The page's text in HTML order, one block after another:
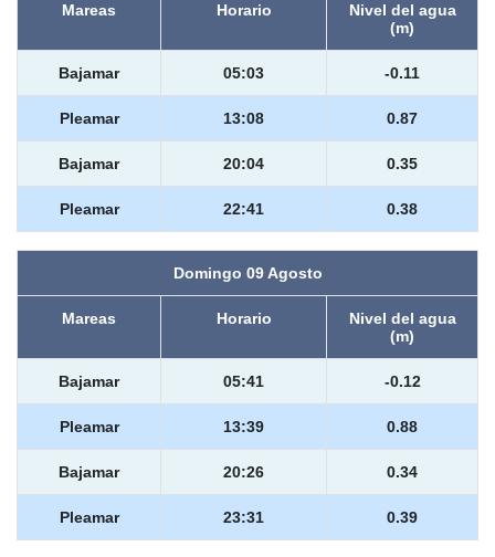
Mareas Horario
Nivel del agua
(m)
Bajamar 05:03 -0.11
Pleamar 13:08 0.87
Bajamar 20:04 0.35
Pleamar 22:41 0.38
Domingo 09 Agosto
Mareas Horario
Nivel del agua
(m)
Bajamar 05:41 -0.12
Pleamar 13:39 0.88
Bajamar 20:26 0.34
Pleamar 23:31 0.39